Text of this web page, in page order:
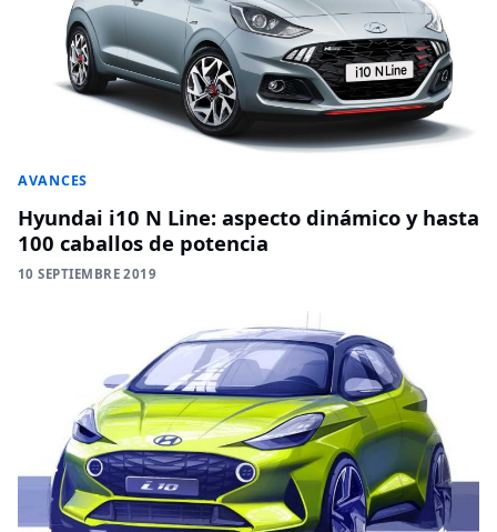
AVANCES
Hyundai i10 N Line: aspecto dinámico y hasta
100 caballos de potencia
10 SEPTIEMBRE 2019